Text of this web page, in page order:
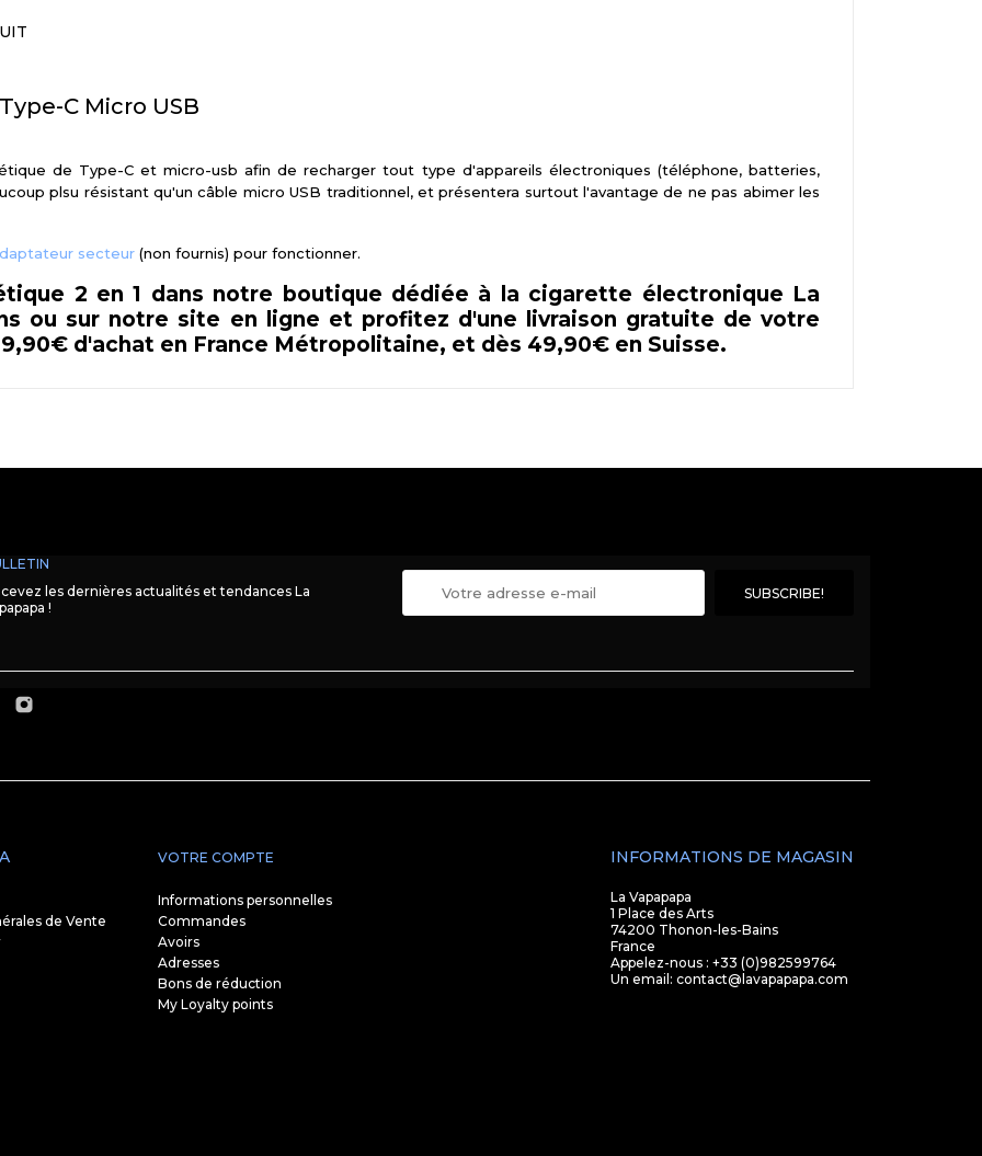
C Micro USB
de Type-C et micro-usb afin de recharger tout type d'appareils électroniques (téléphone, batteries,
plsu résistant qu'un câble micro USB traditionnel, et présentera surtout l'avantage de ne pas abimer les
secteur (non fournis) pour fonctionner.
2 en 1 dans notre boutique dédiée à la cigarette électronique La
ou sur notre site en ligne et profitez d'une livraison gratuite de votre
d'achat en France Métropolitaine, et dès 49,90€ en Suisse.
les dernières actualités et tendances La
!
de Vente
VOTRE COMPTE
Informations personnelles
Commandes
Avoirs
Adresses
Bons de réduction
My Loyalty points
INFORMATIONS DE MAGASIN
La Vapapapa
1 Place des Arts
74200 Thonon-les-Bains
France
Appelez-nous : +33 (0)982599764
Un email: contact@lavapapapa.com